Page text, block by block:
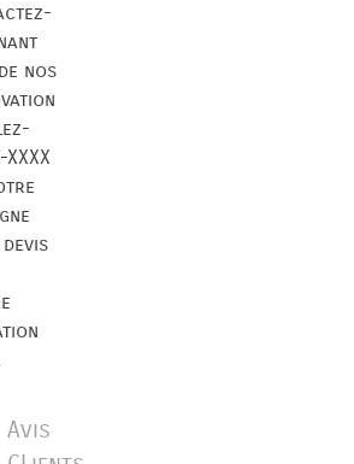
nos
Avis